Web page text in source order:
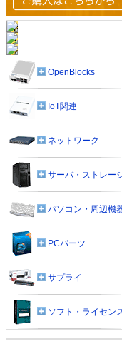
OpenBlocks
IoT関連
ネットワーク
サーバ・ストレー
パソコン・周辺機
PCパーツ
サプライ
ソフト・ライセン